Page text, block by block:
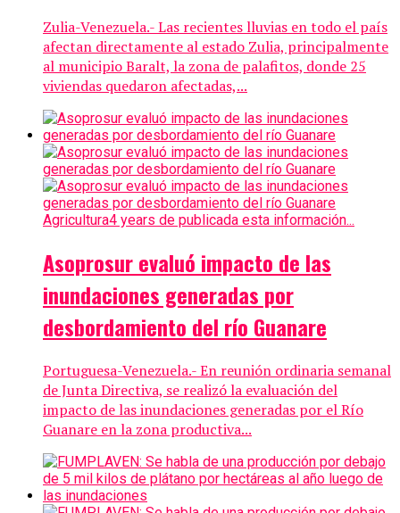
Zulia-Venezuela.- Las recientes lluvias en todo el país
afectan directamente al estado Zulia, principalmente
al municipio Baralt, la zona de palafitos, donde 25
viviendas quedaron afectadas,...
Agricultura4 years de publicada esta información...
Asoprosur evaluó impacto de las
inundaciones generadas por
desbordamiento del río Guanare
Portuguesa-Venezuela.- En reunión ordinaria semanal
de Junta Directiva, se realizó la evaluación del
impacto de las inundaciones generadas por el Río
Guanare en la zona productiva...